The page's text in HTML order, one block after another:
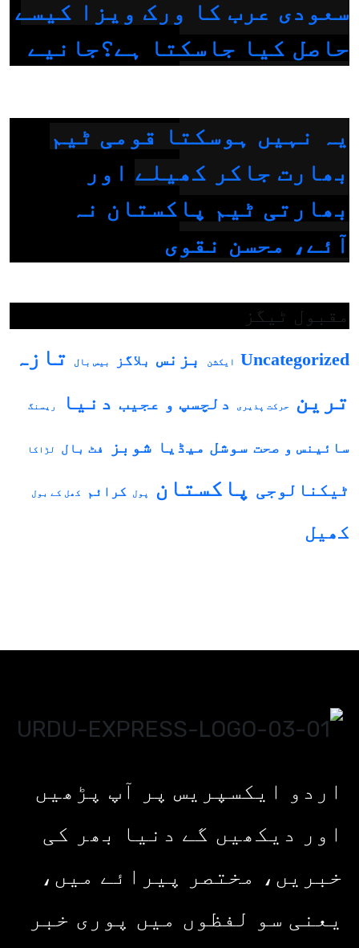
سعودی عرب کا ورک ویزا کیسے
حاصل کیا جاسکتا ہے؟جانیے
یہ نہیں ہوسکتا قومی ٹیم
بھارت جاکر کھیلے اور
بھارتی ٹیم پاکستان نہ
آئے، محسن نقوی
مقبول ٹیگز
Uncategorized ایکشن بزنس بلاگز بیس بال
تازہ
ترین
حرکت پذیری دلچسپ و عجیب دنیا ریسنگ
سائینس و صحت سوشل میڈیا شوبز فٹ بال لڑاکا
ٹیکنالوجی پاکستان پول کرائم کھل کے بول
کھیل
اردو ایکسپریس پر آپ پڑھیں
اور دیکھیں گے دنیا بھر کی
خبریں، مختصر پیرائے میں،
یعنی سو لفظوں میں پوری خبر